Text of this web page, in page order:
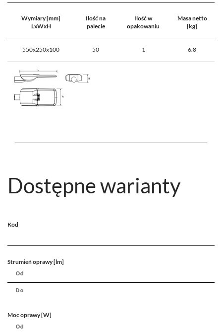
Wymiary [mm]
LxWxH
Ilość na
palecie
Ilość w
opakowaniu
Masa netto
[kg]
550x250x100 50 1 6.8
Dostępne warianty
Kod
Strumień oprawy [lm]
Moc oprawy [W]